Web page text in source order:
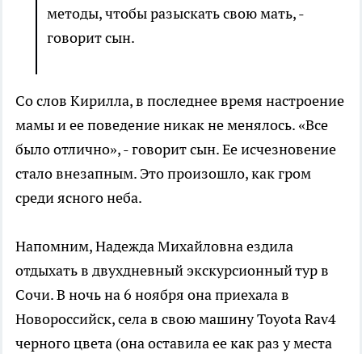
методы, чтобы разыскать свою мать, -
говорит сын.
Со слов Кирилла, в последнее время настроение
мамы и ее поведение никак не менялось. «Все
было отлично», - говорит сын. Ее исчезновение
стало внезапным. Это произошло, как гром
среди ясного неба.
Напомним, Надежда Михайловна ездила
отдыхать в двухдневный экскурсионный тур в
Сочи. В ночь на 6 ноября она приехала в
Новороссийск, села в свою машину Toyota Rav4
черного цвета (она оставила ее как раз у места